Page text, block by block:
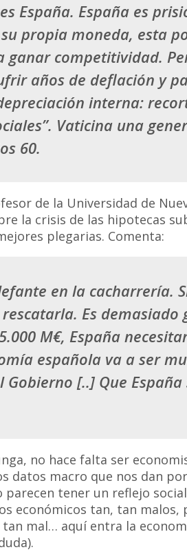
España. España es
propia moneda, esta
ganar competitividad.
años de deflación y
interna:
Vaticina una
60.
de la Universidad de
la crisis de las hipotecas
plegarias. Comenta:
en la cacharrería.
Es demasiado
M€, España
española va a ser
[..] Que
no hace falta ser
datos macro que nos dan
parecen tener un reflejo
económicos tan, tan malos,
mal… aquí entra la